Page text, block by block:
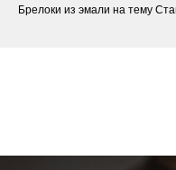
Брелоки из эмали на тему